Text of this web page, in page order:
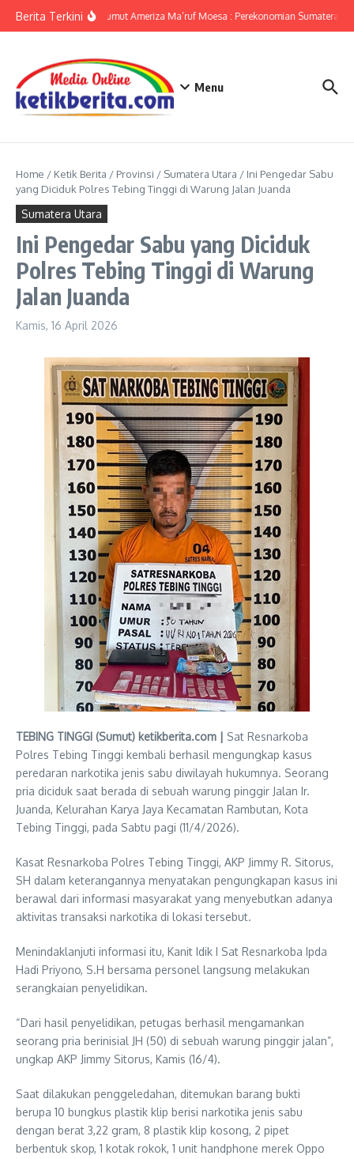
Berita TerkiniKPwBI Sumut Ameriza Ma’ruf Moesa : Perekonomian Sumatera
Menu
Home / Ketik Berita / Provinsi / Sumatera Utara / Ini Pengedar Sabu
yang Diciduk Polres Tebing Tinggi di Warung Jalan Juanda
Sumatera Utara
Ini Pengedar Sabu yang Diciduk
Polres Tebing Tinggi di Warung
Jalan Juanda
Kamis, 16 April 2026
TEBING TINGGI (Sumut) ketikberita.com | Sat Resnarkoba
Polres Tebing Tinggi kembali berhasil mengungkap kasus
peredaran narkotika jenis sabu diwilayah hukumnya. Seorang
pria diciduk saat berada di sebuah warung pinggir Jalan Ir.
Juanda, Kelurahan Karya Jaya Kecamatan Rambutan, Kota
Tebing Tinggi, pada Sabtu pagi (11/4/2026).
Kasat Resnarkoba Polres Tebing Tinggi, AKP Jimmy R. Sitorus,
SH dalam keterangannya menyatakan pengungkapan kasus ini
berawal dari informasi masyarakat yang menyebutkan adanya
aktivitas transaksi narkotika di lokasi tersebut.
Menindaklanjuti informasi itu, Kanit Idik I Sat Resnarkoba Ipda
Hadi Priyono, S.H bersama personel langsung melakukan
serangkaian penyelidikan.
“Dari hasil penyelidikan, petugas berhasil mengamankan
seorang pria berinisial JH (50) di sebuah warung pinggir jalan”,
ungkap AKP Jimmy Sitorus, Kamis (16/4).
Saat dilakukan penggeledahan, ditemukan barang bukti
berupa 10 bungkus plastik klip berisi narkotika jenis sabu
dengan berat 3,22 gram, 8 plastik klip kosong, 2 pipet
berbentuk skop, 1 kotak rokok, 1 unit handphone merek Oppo